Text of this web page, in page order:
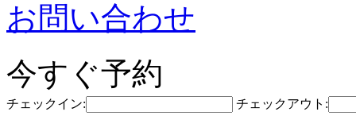
お問い合わせ
今すぐ予約
チェックイン: チェックアウト: